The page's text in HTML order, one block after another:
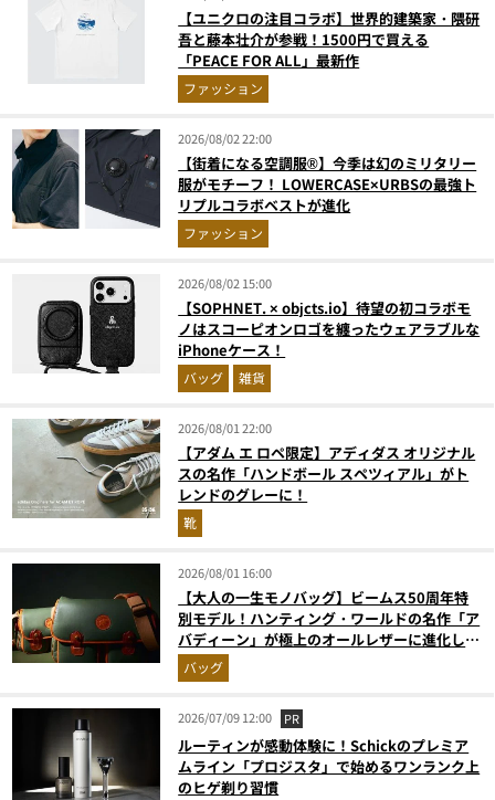
【ユニクロの注目コラボ】世界的建築家・隈研
吾と藤本壮介が参戦！1500円で買える
「PEACE FOR ALL」最新作
ファッション
2026/08/02 22:00
【街着になる空調服®】今季は幻のミリタリー
服がモチーフ！ LOWERCASE×URBSの最強ト
リプルコラボベストが進化
ファッション
2026/08/02 15:00
【SOPHNET. × objcts.io】待望の初コラボモ
ノはスコーピオンロゴを纏ったウェアラブルな
iPhoneケース！
バッグ 雑貨
2026/08/01 22:00
【アダム エ ロペ限定】アディダス オリジナル
スの名作「ハンドボール スペツィアル」がト
レンドのグレーに！
靴
2026/08/01 16:00
【大人の一生モノバッグ】ビームス50周年特
別モデル！ハンティング・ワールドの名作「ア
バディーン」が極上のオールレザーに進化して
登場
バッグ
2026/07/09 12:00 PR
ルーティンが感動体験に！Schickのプレミア
ムライン「プロジスタ」で始めるワンランク上
のヒゲ剃り習慣